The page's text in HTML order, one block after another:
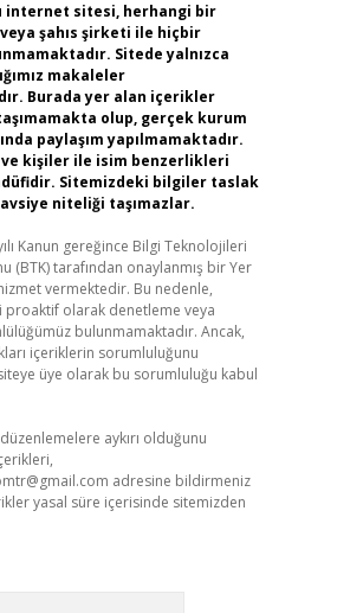
internet sitesi, herhangi bir
şahıs şirketi ile hiçbir
Sitede yalnızca
makaleler
Burada yer alan içerikler
olup, gerçek kurum
paylaşım yapılmamaktadır.
kişiler ile isim benzerlikleri
Sitemizdeki bilgiler taslak
niteliği taşımazlar.
Kanun gereğince Bilgi Teknolojileri
(BTK) tarafından onaylanmış bir Yer
vermektedir. Bu nedenle,
proaktif olarak denetleme veya
bulunmamaktadır. Ancak,
içeriklerin sorumluluğunu
üye olarak bu sorumluluğu kabul
aykırı olduğunu
adresine bildirmeniz
yasal süre içerisinde sitemizden